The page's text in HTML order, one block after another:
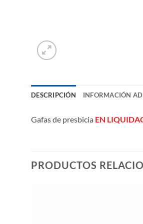
DESCRIPCIÓN INFORMACIÓN
Gafas de presbicia EN
PRODUCTOS